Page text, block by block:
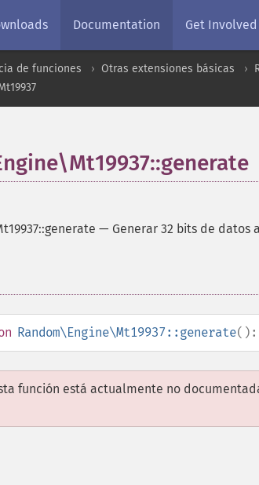
Documentation Get Involved
de funciones Otras extensiones básicas
— Generar 32 bits de datos
Random\Engine\Mt19937::generate():
función está actualmente no